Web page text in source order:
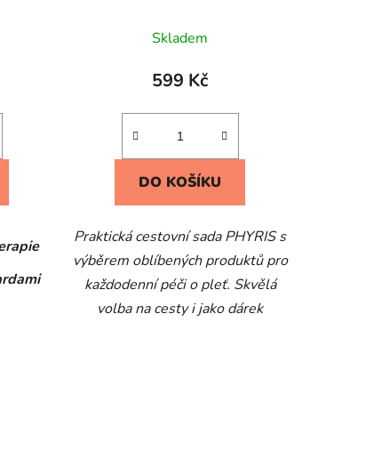
Skladem
599 Kč
DO KOŠÍKU
Praktická cestovní sada PHYRIS s
výběrem oblíbených produktů pro
každodenní péči o pleť. Skvělá
volba na cesty i jako dárek